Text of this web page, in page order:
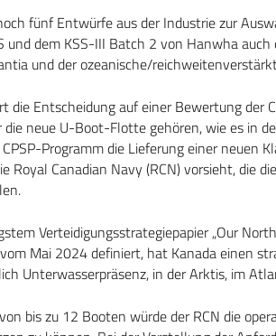
fünf Entwürfe aus der Industrie zur
und dem KSS-III Batch 2 von Hanwha
und der ozeanische/
die Entscheidung auf einer Bewertung der
neue U-Boot-Flotte gehören, wie es in
Programm die Lieferung einer neuen
Royal Canadian Navy (RCN) vorsieht, die
Verteidigungsstrategiepapier „Our
vom Mai 2024 definiert, hat Kanada einen
Unterwasserpräsenz, in der Arktis, im
bis zu 12 Booten würde der RCN die